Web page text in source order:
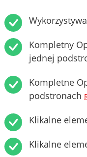
Kompletny
jednej
Kompletne
podstronach
Klikalne
Klikalne